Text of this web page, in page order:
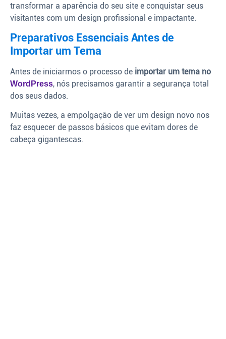
transformar a aparência do seu site e conquistar seus
visitantes com um design profissional e impactante.
Preparativos Essenciais Antes de
Importar um Tema
Antes de iniciarmos o processo de importar um tema no
WordPress, nós precisamos garantir a segurança total
dos seus dados.
Muitas vezes, a empolgação de ver um design novo nos
faz esquecer de passos básicos que evitam dores de
cabeça gigantescas.